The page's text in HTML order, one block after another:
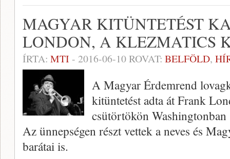
MAGYAR KITÜNTETÉST
LONDON, A KLEZMATICS
ÍRTA: MTI - 2016-06-10ROVAT: BELFÖLD,
A Magyar Érdemrend
kitüntetést adta át Frank
csütörtökön
Az ünnepségen részt vettek a neves és
barátai is.